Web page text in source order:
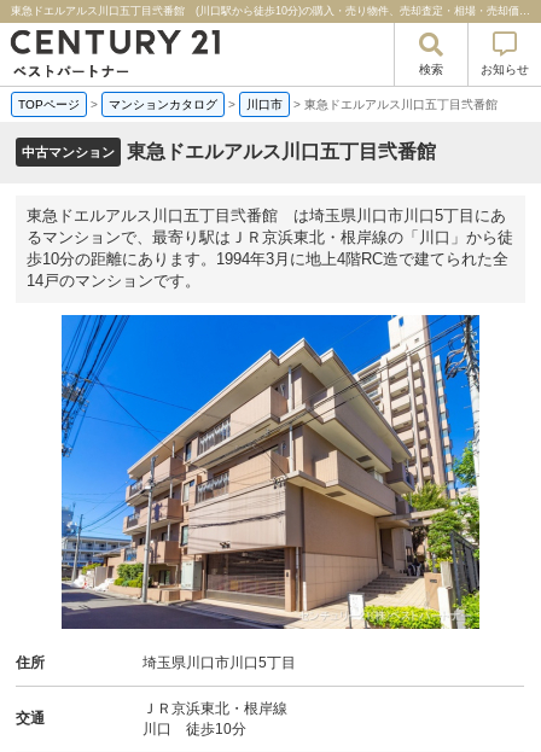
東急ドエルアルス川口五丁目弐番館 (川口駅から徒歩10分)の購入・売り物件、売却査定・相場・売却価格マンション情報｜センチュリー２１ベストパートナー
検索 お知らせ
TOPページ > マンションカタログ > 川口市 > 東急ドエルアルス川口五丁目弐番館
中古マンション 東急ドエルアルス川口五丁目弐番館
東急ドエルアルス川口五丁目弐番館 は埼玉県川口市川口5丁目にあ
るマンションで、最寄り駅はＪＲ京浜東北・根岸線の「川口」から徒
歩10分の距離にあります。1994年3月に地上4階RC造で建てられた全
14戸のマンションです。
住所 埼玉県川口市川口5丁目
交通
ＪＲ京浜東北・根岸線
川口 徒歩10分